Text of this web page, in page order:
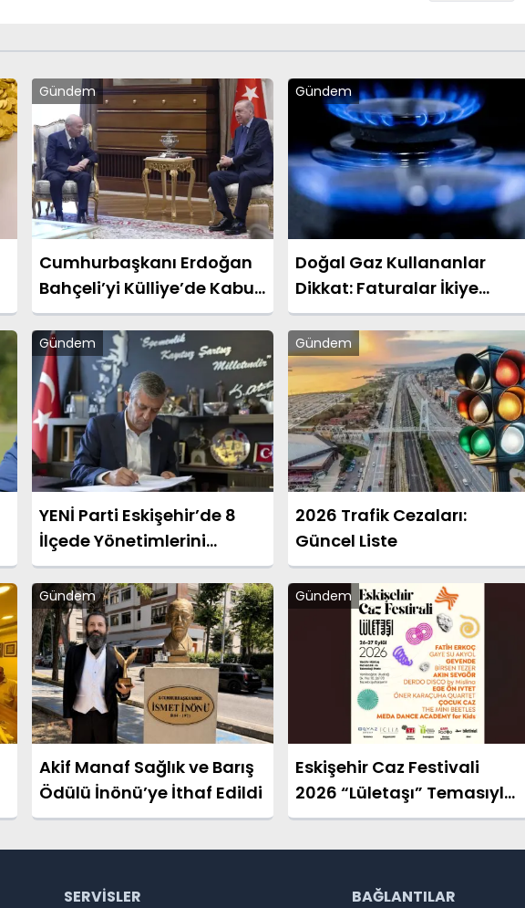
Gündem
Cumhurbaşkanı Erdoğan
Bahçeli’yi Külliye’de Kabul
Etti
Gündem
Doğal Gaz Kullananlar
Dikkat: Faturalar İkiye
Katlanabilir!
Gündem
YENİ Parti Eskişehir’de 8
İlçede Yönetimlerini
Açıkladı
Gündem
2026 Trafik Cezaları:
Güncel Liste
Gündem
Akif Manaf Sağlık ve Barış
Ödülü İnönü’ye İthaf Edildi
Gündem
Eskişehir Caz Festivali
2026 “Lületaşı” Temasıyla
Geliyor
SERVISLER BAĞLANTILAR